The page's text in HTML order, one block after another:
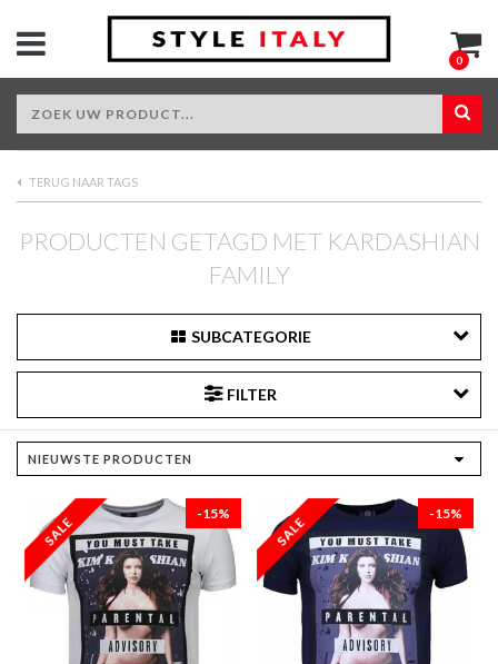
0
TERUG NAAR TAGS
PRODUCTEN GETAGD MET KARDASHIAN
FAMILY
SUBCATEGORIE
FILTER
-15% -15%